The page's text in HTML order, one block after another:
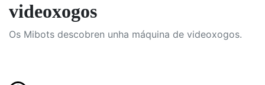
videoxogos
Os Mibots descobren unha máquina de videoxogos.